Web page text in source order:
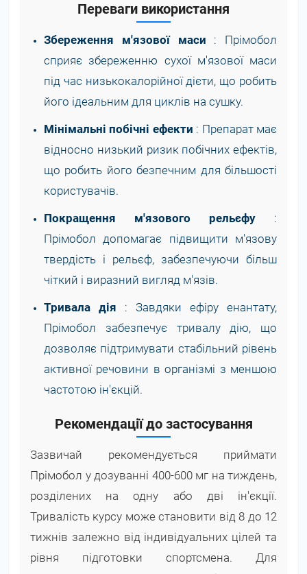
Переваги використання
Збереження м'язової маси : Прімобол
сприяє збереженню сухої м'язової маси
під час низькокалорійної дієти, що робить
його ідеальним для циклів на сушку.
Мінімальні побічні ефекти : Препарат має
відносно низький ризик побічних ефектів,
що робить його безпечним для більшості
користувачів.
Покращення м'язового рельєфу :
Прімобол допомагає підвищити м'язову
твердість і рельєф, забезпечуючи більш
чіткий і виразний вигляд м'язів.
Тривала дія : Завдяки ефіру енантату,
Прімобол забезпечує тривалу дію, що
дозволяє підтримувати стабільний рівень
активної речовини в організмі з меншою
частотою ін'єкцій.
Рекомендації до застосування
Зазвичай рекомендується приймати
Прімобол у дозуванні 400-600 мг на тиждень,
розділених на одну або дві ін'єкції.
Тривалість курсу може становити від 8 до 12
тижнів залежно від індивідуальних цілей та
рівня підготовки спортсмена. Для